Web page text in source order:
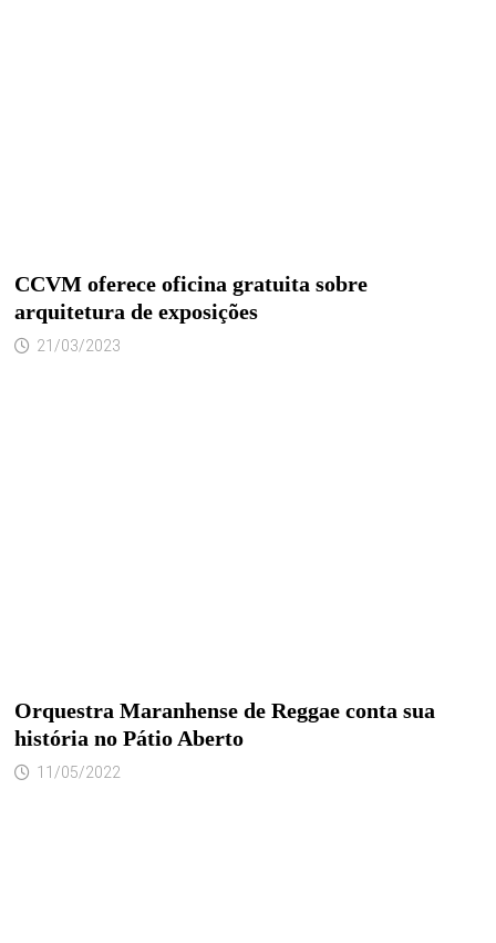
CCVM oferece oficina gratuita sobre
arquitetura de exposições
21/03/2023
Orquestra Maranhense de Reggae conta sua
história no Pátio Aberto
11/05/2022